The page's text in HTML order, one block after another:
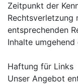
Zeitpunkt der
Rechtsverletzung
entsprechenden
Inhalte umgehend
Haftung für Links
Unser Angebot